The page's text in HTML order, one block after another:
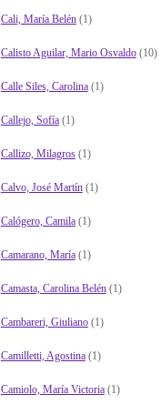
Cali, María Belén(1)
Calisto Aguilar, Mario Osvaldo(10)
Calle Siles, Carolina(1)
Callejo, Sofía(1)
Callizo, Milagros(1)
Calvo, José Martín(1)
Calógero, Camila(1)
Camarano, María(1)
Camasta, Carolina Belén(1)
Cambareri, Giuliano(1)
Camilletti, Agostina(1)
Camiolo, María Victoria(1)